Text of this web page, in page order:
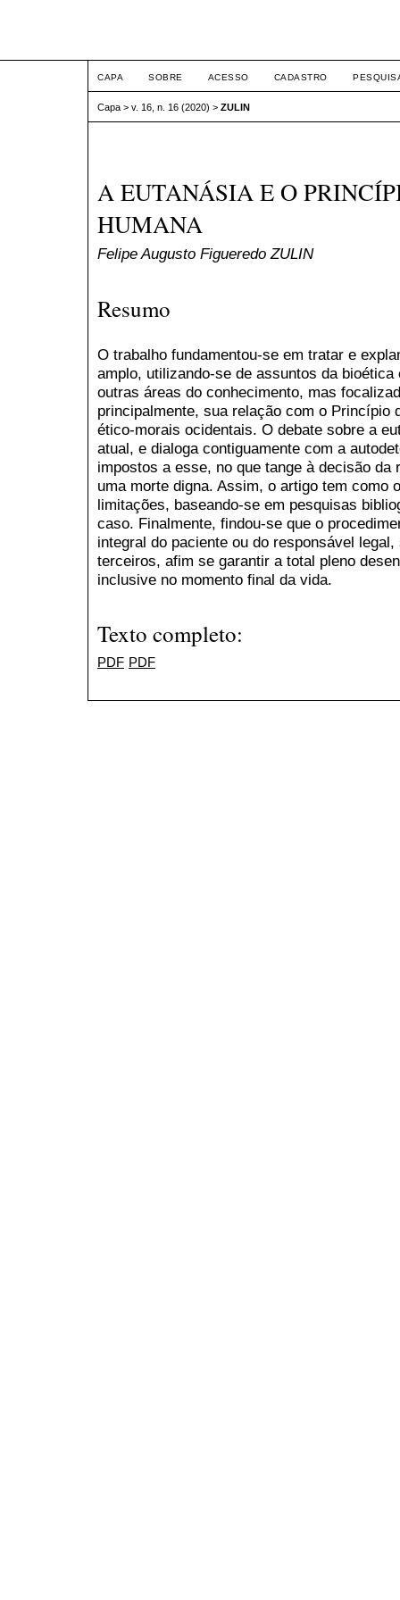
CAPA SOBRE ACESSO CADASTRO
Capa > v. 16, n. 16 (2020) > ZULIN
A EUTANÁSIA E O
HUMANA
Felipe Augusto Figueredo ZULIN
Resumo
O trabalho fundamentou-se em tratar e
amplo, utilizando-se de assuntos da
outras áreas do conhecimento, mas
principalmente, sua relação com o Princípio
ético-morais ocidentais. O debate sobre a
atual, e dialoga contiguamente com a
impostos a esse, no que tange à decisão
uma morte digna. Assim, o artigo tem como
limitações, baseando-se em pesquisas
caso. Finalmente, findou-se que o
integral do paciente ou do responsável
terceiros, afim se garantir a total pleno
inclusive no momento final da vida.
Texto completo:
PDF PDF